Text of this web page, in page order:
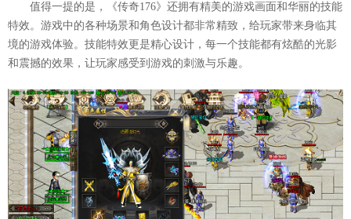
值得一提的是，《传奇176》还拥有精美的游戏画面和华丽的技能
特效。游戏中的各种场景和角色设计都非常精致，给玩家带来身临其
境的游戏体验。技能特效更是精心设计，每一个技能都有炫酷的光影
和震撼的效果，让玩家感受到游戏的刺激与乐趣。